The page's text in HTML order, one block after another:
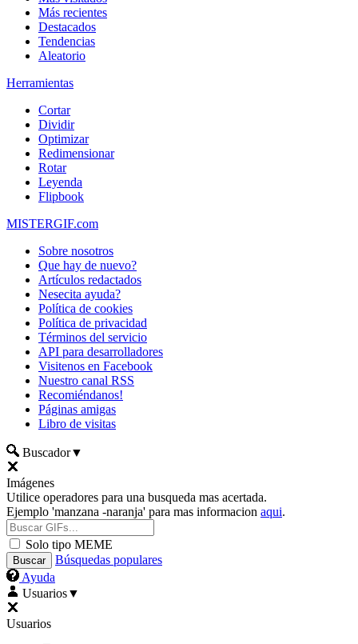
Más recientes
Destacados
Tendencias
Aleatorio
Herramientas
Cortar
Dividir
Optimizar
Redimensionar
Rotar
Leyenda
Flipbook
MISTERGIF.com
Sobre nosotros
Que hay de nuevo?
Artículos redactados
Nesecita ayuda?
Política de cookies
Política de privacidad
Términos del servicio
API para desarrolladores
Visitenos en Facebook
Nuestro canal RSS
Recomiéndanos!
Páginas amigas
Libro de visitas
Buscador▼
Imágenes
Utilice operadores para una busqueda mas acertada.
Ejemplo 'manzana -naranja' para mas informacion aqui.
Solo tipo MEME
Búsquedas populares
Ayuda
Usuarios▼
Usuarios